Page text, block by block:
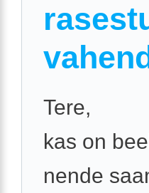
Tere,
kas on
nende